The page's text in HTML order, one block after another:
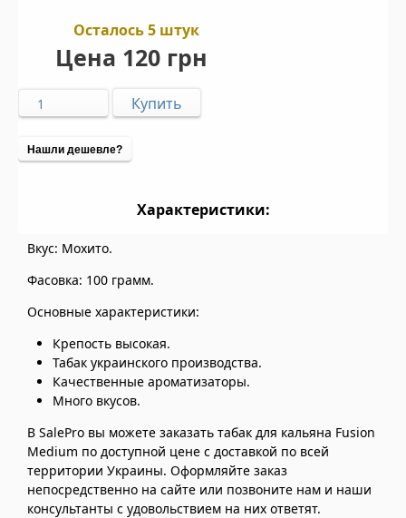
Осталось 5 штук
Цена 120 грн
Нашли дешевле?
Характеристики:
Вкус: Мохито.
Фасовка: 100 грамм.
Основные характеристики:
Крепость высокая.
Табак украинского производства.
Качественные ароматизаторы.
Много вкусов.
В SalePro вы можете заказать табак для кальяна Fusion
Medium по доступной цене с доставкой по всей
территории Украины. Оформляйте заказ
непосредственно на сайте или позвоните нам и наши
консультанты с удовольствием на них ответят.